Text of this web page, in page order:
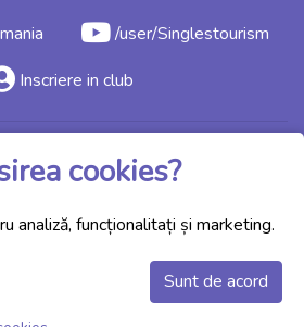
/user/Singlestourism
Inscriere in club
rezervate singlescamp.ro
cookies?
analiză, funcționalitați și marketing.
Sunt de acord